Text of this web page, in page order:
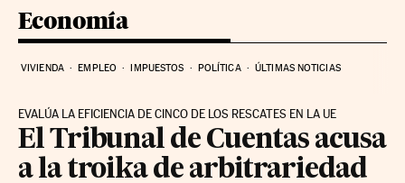
Economía
VIVIENDA EMPLEO IMPUESTOS POLÍTICA ÚLTIMAS NOTICIAS
EVALÚA LA EFICIENCIA DE CINCO DE LOS RESCATES EN LA UE
El Tribunal de Cuentas acusa
a la troika de arbitrariedad